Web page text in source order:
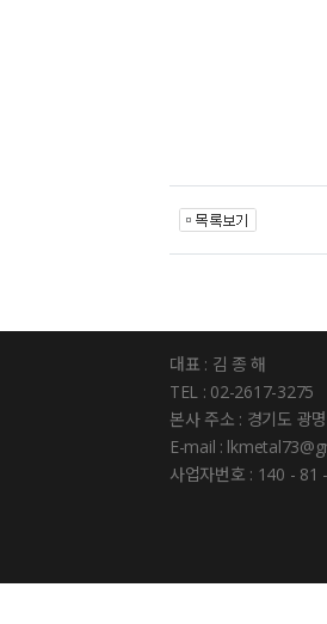
대표 : 김 종 해
TEL : 02-2617-3275
본사 주소 : 경기도 광
E-mail :
사업자번호 : 140 - 81